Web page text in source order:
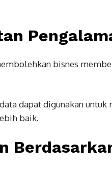
bisnes
dapat digunakan
baik.